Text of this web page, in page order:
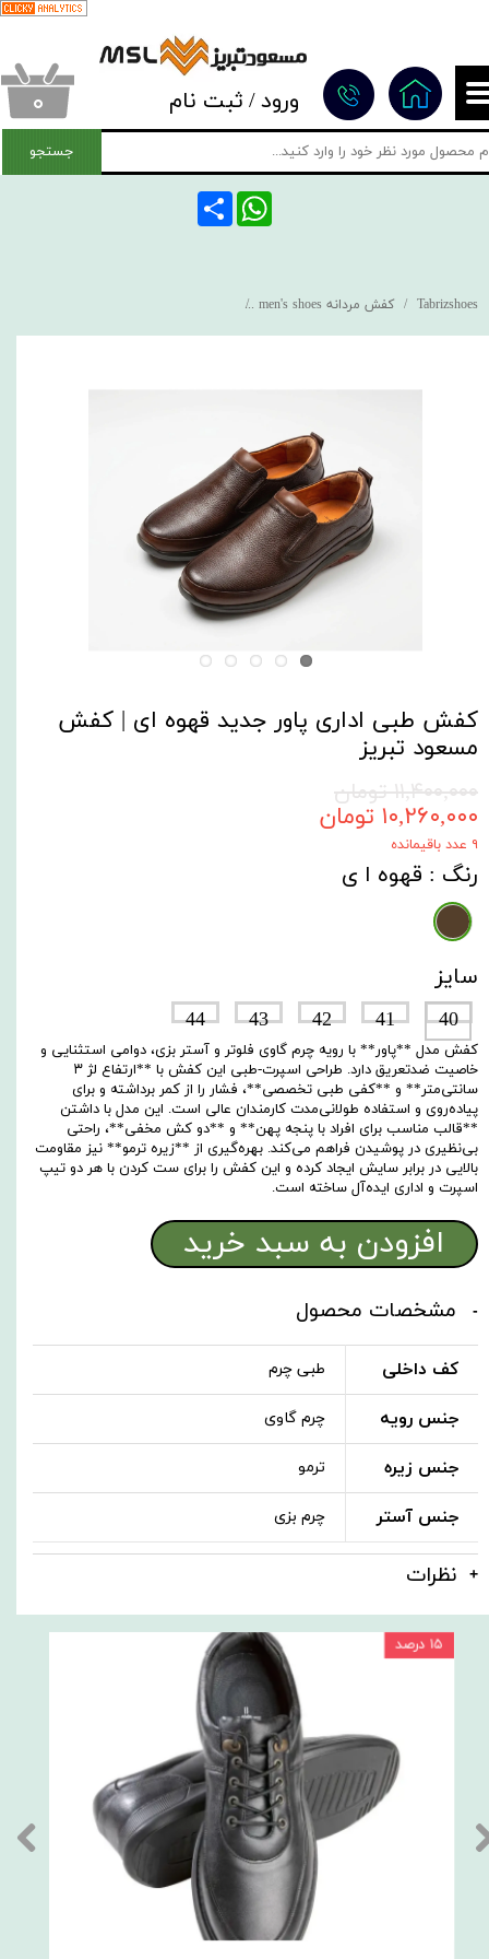
۰ ورود/ ثبت نام
تغییر گذر واژه
سفارشات
جستجو
Tabrizshoes کفش مردانه men's shoes
کفش طبی اداری پاور جدید قهوه ای | کفش
مسعود تبریز
۱۱,۴۰۰,۰۰۰ تومان
۱۰,۲۶۰,۰۰۰ تومان
۹ عدد باقیمانده
کفش مدل **پاور** با رویه چرم گاوی فلوتر و آستر بزی، دوامی استثنایی و
خاصیت ضدتعریق دارد. طراحی اسپرت-طبی این کفش با **ارتفاع لژ ۳
سانتی‌متر** و **کفی طبی تخصصی**، فشار را از کمر برداشته و برای
پیاده‌روی و استفاده طولانی‌مدت کارمندان عالی است. این مدل با داشتن
**قالب مناسب برای افراد با پنجه پهن** و **دو کش مخفی**، راحتی
بی‌نظیری در پوشیدن فراهم می‌کند. بهره‌گیری از **زیره ترمو** نیز مقاومت
بالایی در برابر سایش ایجاد کرده و این کفش را برای ست کردن با هر دو تیپ
اسپرت و اداری ایده‌آل ساخته است.
رنگ : قهوه ا ی
سایز
40
41
42
43
44
افزودن به سبد خرید
مشخصات محصول
کف داخلی طبی چرم
جنس رویه چرم گاوی
جنس زیره ترمو
جنس آستر چرم بزی
نظرات
Share WhatsApp